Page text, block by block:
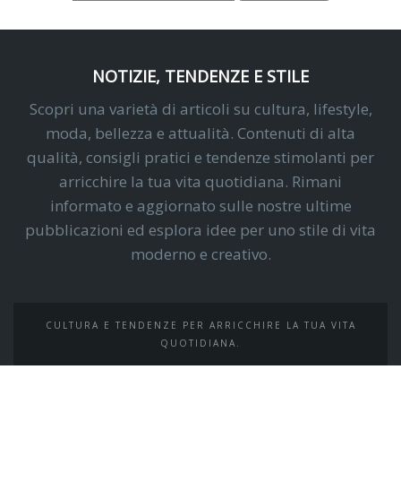
NOTIZIE, TENDENZE E STILE
Scopri una varietà di articoli su cultura, lifestyle,
moda, bellezza e attualità. Contenuti di alta
qualità, consigli pratici e tendenze stimolanti per
arricchire la tua vita quotidiana. Rimani
informato e aggiornato sulle nostre ultime
pubblicazioni ed esplora idee per uno stile di vita
moderno e creativo.
CULTURA E TENDENZE PER ARRICCHIRE LA TUA VITA
QUOTIDIANA.